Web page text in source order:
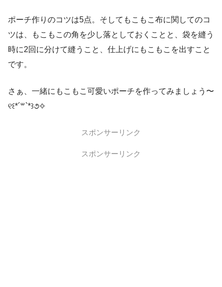
ポーチ作りのコツは5点。そしてもこもこ布に関してのコ
ツは、もこもこの角を少し落としておくことと、袋を縫う
時に2回に分けて縫うこと、仕上げにもこもこを出すこと
です。
さぁ、一緒にもこもこ可愛いポーチを作ってみましょう〜
୧꒰*´꒳`*꒱૭✧
スポンサーリンク
スポンサーリンク